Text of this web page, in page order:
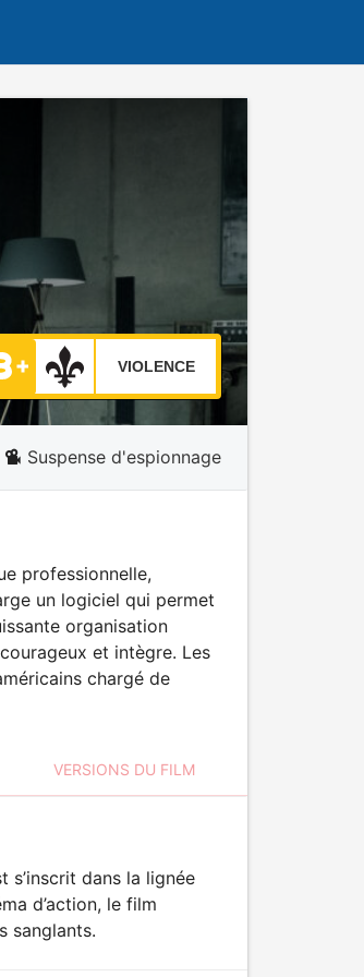
VIOLENCE
Suspense d'espionnage
professionnelle,
un logiciel qui permet
organisation
et intègre. Les
chargé de
VERSIONS DU FILM
s’inscrit dans la lignée
d’action, le film
sanglants.